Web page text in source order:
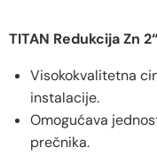
TITAN Redukcija Zn
Visokokvalitetna
instalacije.
Omogućava
prečnika.